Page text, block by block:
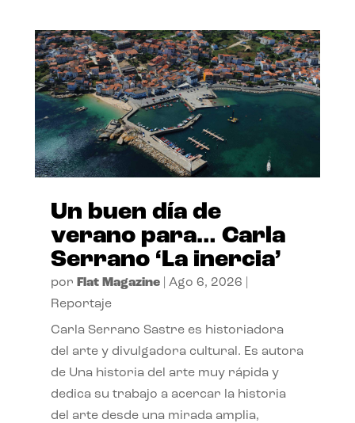
Un buen día de
verano para… Carla
Serrano ‘La inercia’
por Flat Magazine| Ago 6, 2026
Reportaje
Carla Serrano Sastre es historiadora
del arte y divulgadora cultural. Es autora
de Una historia del arte muy rápida y
dedica su trabajo a acercar la historia
del arte desde una mirada amplia,